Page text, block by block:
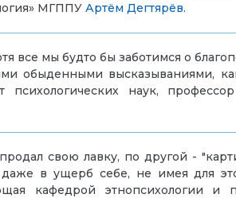
МГППУ Артём Дегтярёв.
все мы будто бы заботимся о
обыденными высказываниями,
психологических наук, профессор
свою лавку, по другой -
в ущерб себе, не имея для
кафедрой этнопсихологии и